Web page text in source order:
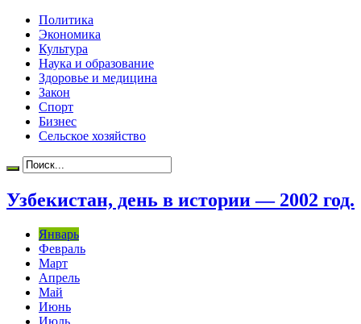
Политика
Экономика
Культура
Наука и образование
Здоровье и медицина
Закон
Спорт
Бизнес
Сельское хозяйство
Узбекистан, день в истории — 2002 год.
Январь
Февраль
Март
Апрель
Май
Июнь
Июль